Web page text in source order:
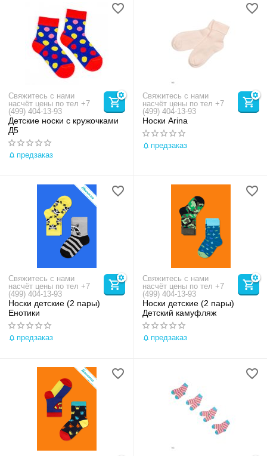
Свяжитесь с нами
насчёт цены по тел +7
(499) 404-13-93
Детские носки с кружочками
Д5
предзаказ
Свяжитесь с нами
насчёт цены по тел +7
(499) 404-13-93
Носки Arina
предзаказ
Свяжитесь с нами
насчёт цены по тел +7
(499) 404-13-93
Носки детские (2 пары)
Енотики
предзаказ
Свяжитесь с нами
насчёт цены по тел +7
(499) 404-13-93
Носки детские (2 пары)
Детский камуфляж
предзаказ